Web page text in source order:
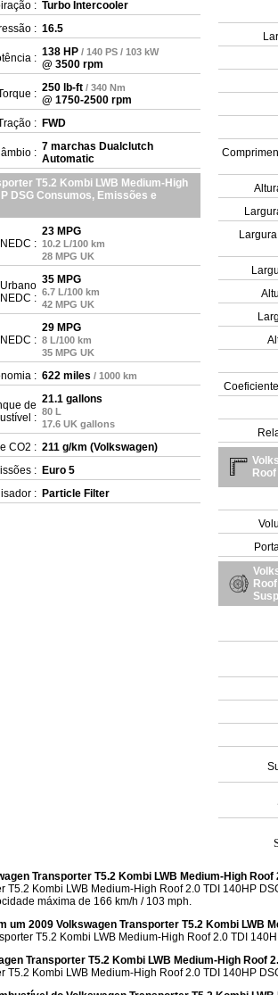
: Turbo Intercooler
: 16.5
: 138 HP / 140 PS / 103 kW
@ 3500 rpm
: 250 lb-ft / 340 Nm
@ 1750-2500 rpm
: FWD
: 7 marchas Dualclutch
Automatic
T5.2 Kombi LWB Medium-High
DSG Consumos, Emissões e
:
23 MPG
10.2 L/100 km
28 MPG UK
NEDC :
35 MPG
6.7 L/100 km
42 MPG UK
:
29 MPG
8 L/100 km
35 MPG UK
: 622 miles / 1000 km
de
:
21.1 gallons
80 L
17.6 UK gallons
CO2 : 211 g/km (Volkswagen)
: Euro 5
: Particle Filter
Transporter T5.2 Kombi LWB Medium-High Roof
T5.2 Kombi LWB Medium-High Roof 2.0 TDI 140HP
máxima de 166 km/h / 103 mph.
um 2009 Volkswagen Transporter T5.2 Kombi LWB
T5.2 Kombi LWB Medium-High Roof 2.0 TDI
Transporter T5.2 Kombi LWB Medium-High Roof
T5.2 Kombi LWB Medium-High Roof 2.0 TDI 140HP